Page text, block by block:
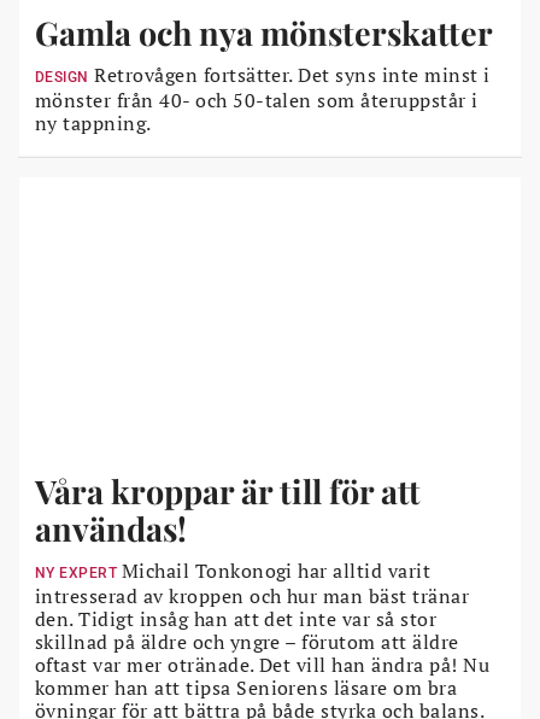
Gamla och nya mönsterskatter
DESIGN Retrovågen fortsätter. Det syns inte minst i
mönster från 40- och 50-talen som återuppstår i
ny tappning.
Våra kroppar är till för att
användas!
NY EXPERT Michail Tonkonogi har alltid varit
intresserad av kroppen och hur man bäst tränar
den. Tidigt insåg han att det inte var så stor
skillnad på äldre och yngre – förutom att äldre
oftast var mer otränade. Det vill han ändra på! Nu
kommer han att tipsa Seniorens läsare om bra
övningar för att bättra på både styrka och balans.